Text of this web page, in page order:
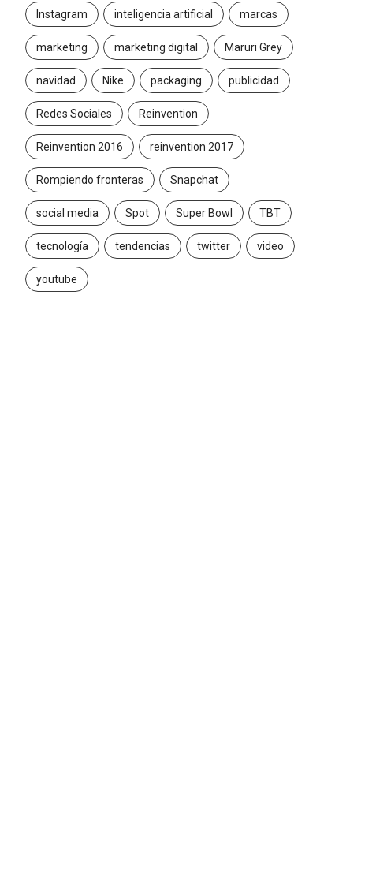
Instagram inteligencia artificial marcas
marketing marketing digital Maruri Grey
navidad Nike packaging publicidad
Redes Sociales Reinvention
Reinvention 2016 reinvention 2017
Rompiendo fronteras Snapchat
social media Spot Super Bowl TBT
tecnología tendencias twitter video
youtube